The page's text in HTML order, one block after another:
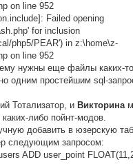
on line 952
Failed opening
for inclusion
php5/PEAR') in z:\home\z-
on line 952
нужны еще файлы каких-то
одним простейшим sql-
Тотализатор, и Викторина
либо пойнт-модов.
добавить в юзерскую
следующим запросом:
ADD user_point